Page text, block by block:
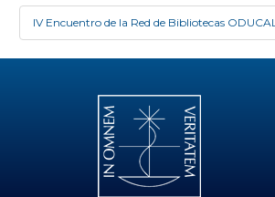
IV Encuentro de la Red de Bibliotecas ODUCAL